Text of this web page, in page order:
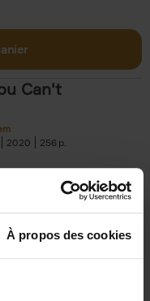
À propos des cookies
Can't
2020 256